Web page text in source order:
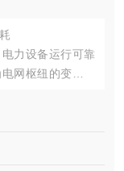
力设备运行可靠
网枢纽的变压器
融合多模态感知